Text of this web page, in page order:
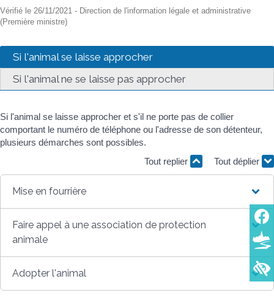
Vérifié le 26/11/2021 - Direction de l'information légale et administrative
(Première ministre)
Si l'animal se laisse approcher
Si l'animal ne se laisse pas approcher
Si l'animal se laisse approcher et s'il ne porte pas de collier
comportant le numéro de téléphone ou l'adresse de son détenteur,
plusieurs démarches sont possibles.
Tout replier
Tout déplier
Mise en fourrière
Faire appel à une association de protection
animale
Adopter l'animal